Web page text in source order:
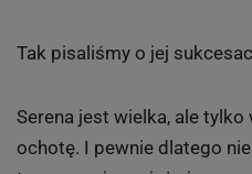
Tenis: Serena Williams
niesamowity finał
Djoković pokonał Rafaela